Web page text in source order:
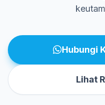
Hubungi
Lihat